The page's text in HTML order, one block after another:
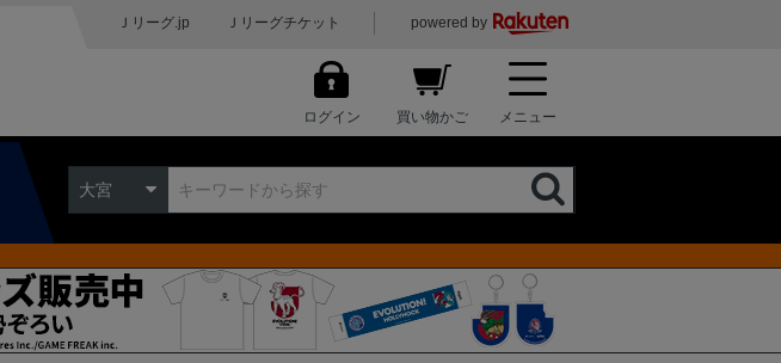
Ｊリーグ.jp Ｊリーグチケット powered by
ログイン 買い物かご メニュー
大宮